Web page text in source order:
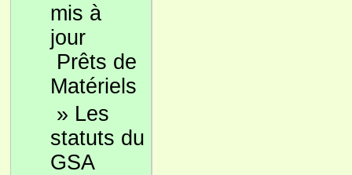
Prêts de
Matériels
» Les
statuts du
GSA